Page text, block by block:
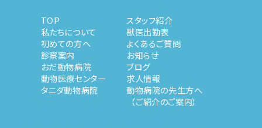
TOP
私たちについて
初めての方へ
診察案内
おだ動物病院
動物医療センター
タニダ動物病院
スタッフ紹介
獣医出勤表
よくあるご質問
お知らせ
ブログ
求人情報
動物病院の先生方へ
（ご紹介のご案内）